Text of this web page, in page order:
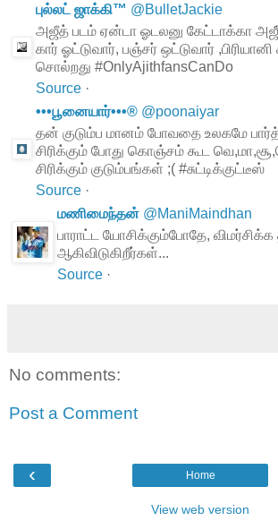
புல்லட் ஜாக்கி™ @BulletJackie
அஜீத் படம் ஏன்டா ஓடலனு கேட்டாக்கா
கார் ஓட்டுவார், பஞ்சர் ஒட்டுவார் ,பிரியானி
சொல்றது #OnlyAjithfansCanDo
Source ·
•••பூனையார்•••® @poonaiyar
தன் குடும்ப மானம் போவதை உலகமே
சிரிக்கும் போது கொஞ்சம் கூட
சிரிக்கும் குடும்பங்கள் ;( #சுட்டிக்குட்டீஸ்
Source ·
மணிமைந்தன் @ManiMaindhan
பாராட்ட யோசிக்கும்போதே, விமர்சிக்க
ஆகிவிடுகிறீர்கள்...
Source ·
No comments:
Post a Comment
‹ Home
View web version